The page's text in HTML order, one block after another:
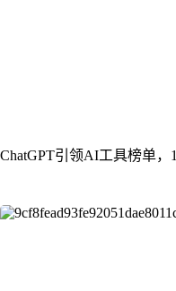
ChatGPT引领AI工具榜单